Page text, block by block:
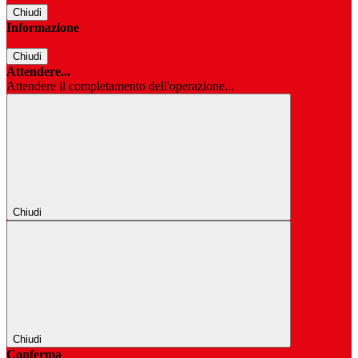
Chiudi
Informazione
Chiudi
Attendere...
Attendere il completamento dell'operazione...
Chiudi
Chiudi
Conferma